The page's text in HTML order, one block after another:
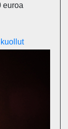
euroa